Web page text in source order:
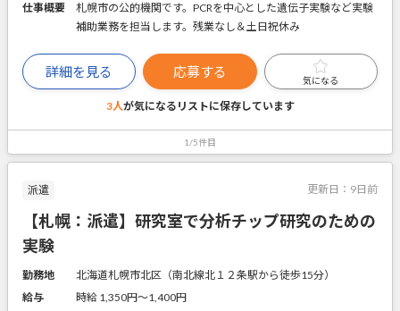
仕事概要
札幌市の公的機関です。PCRを中心とした遺伝子実験など実験
補助業務を担当します。残業なし＆土日祝休み
詳細を見る 応募する
気になる
3人が気になるリストに保存しています
1/5件目
派遣 更新日： 9日前
【札幌：派遣】研究室で分析チップ研究のための
実験
勤務地
北海道札幌市北区（南北線北１２条駅から徒歩15分）
給与
時給 1,350円〜1,400円